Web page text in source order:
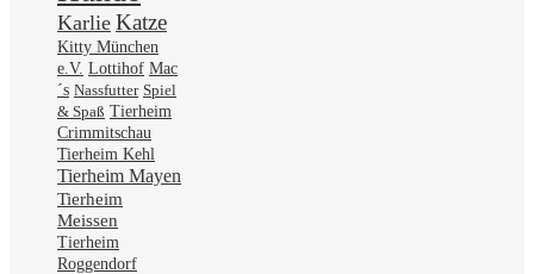
Karlie Katze
Kitty München
e.V. Lottihof Mac
´s Nassfutter Spiel
& Spaß Tierheim
Crimmitschau
Tierheim Kehl
Tierheim Mayen
Tierheim
Meissen
Tierheim
Roggendorf